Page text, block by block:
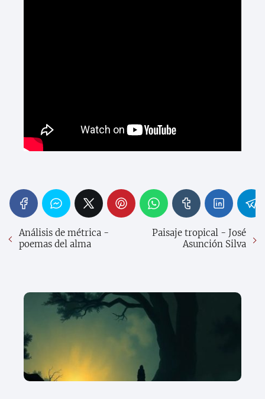
Análisis de métrica -
poemas del alma
Paisaje tropical - José
Asunción Silva